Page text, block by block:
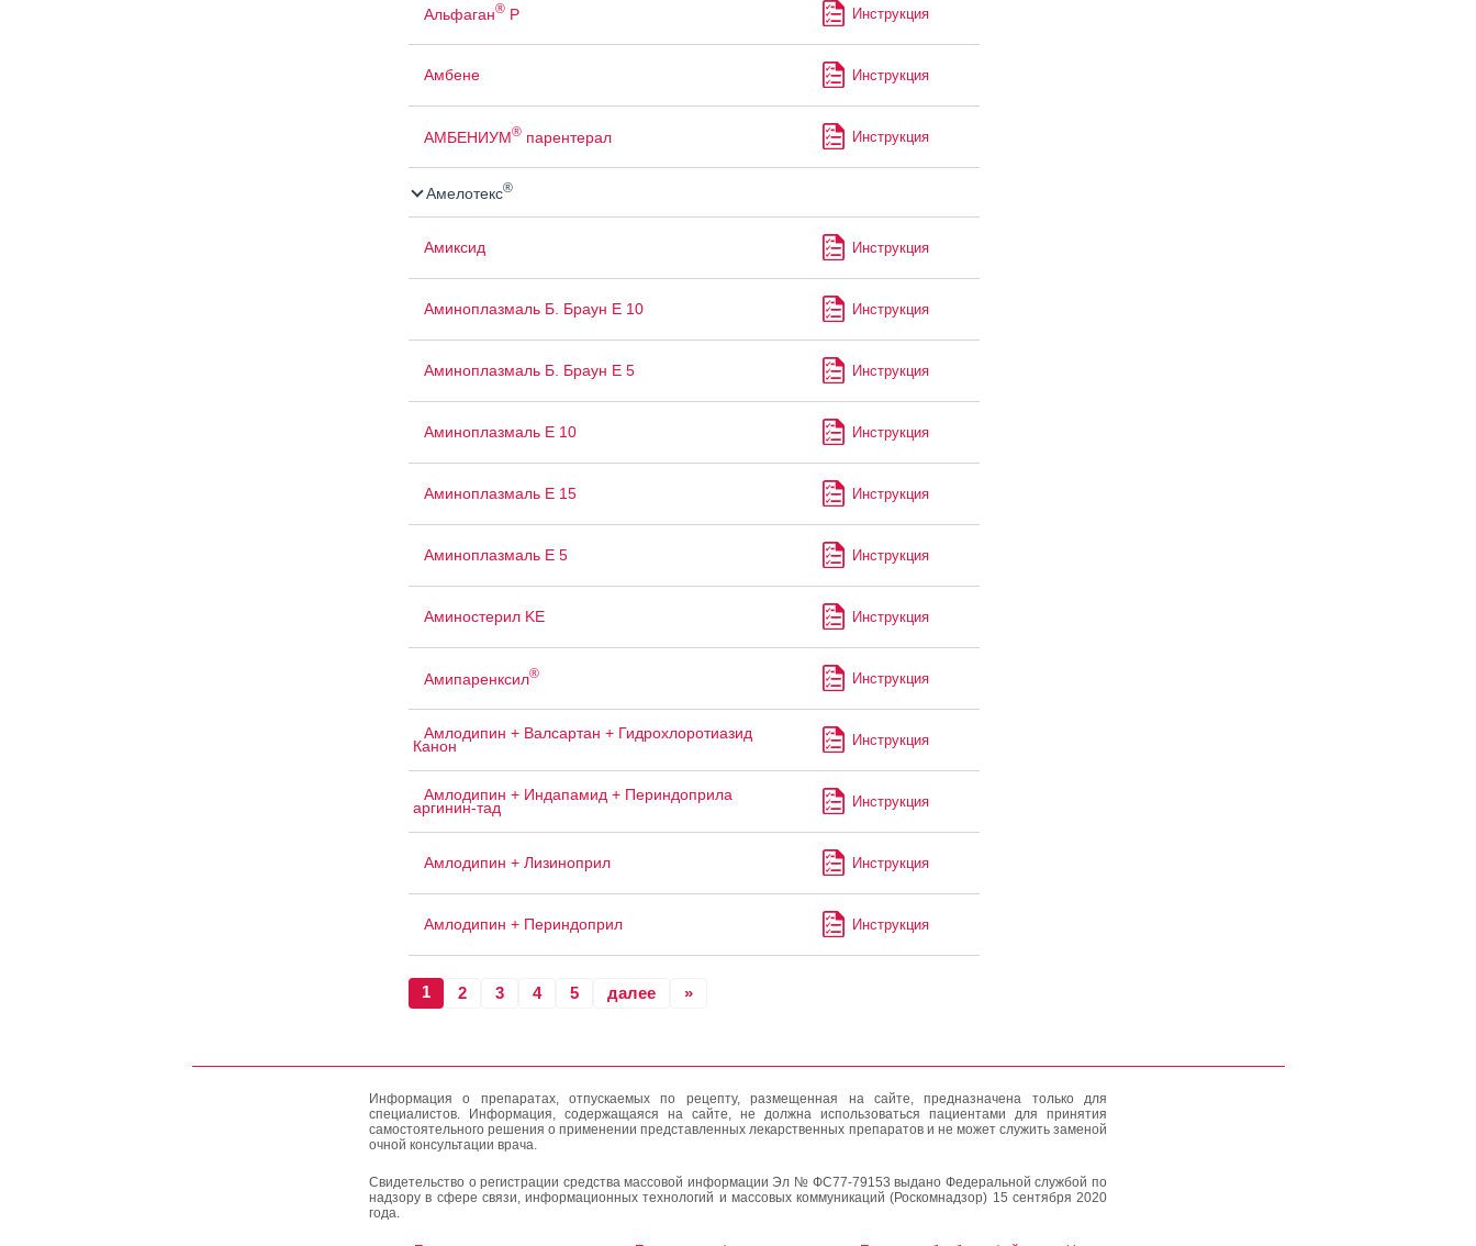
Альфаган®Р Инструкция
Амбене Инструкция
АМБЕНИУМ®парентерал Инструкция
Амелотекс®
Амиксид Инструкция
Аминоплазмаль Б. Браун Е 10 Инструкция
Аминоплазмаль Б. Браун Е 5 Инструкция
Аминоплазмаль Е 10 Инструкция
Аминоплазмаль Е 15 Инструкция
Аминоплазмаль Е 5 Инструкция
Аминостерил KE Инструкция
Амипаренксил® Инструкция
Амлодипин + Валсартан + Гидрохлоротиазид
Канон Инструкция
Амлодипин + Индапамид + Периндоприла
аргинин-тад Инструкция
Амлодипин + Лизиноприл Инструкция
Амлодипин + Периндоприл Инструкция
1 2 3 4 5 далее »
Информация о препаратах, отпускаемых по рецепту, размещенная на сайте, предназначена только для
специалистов. Информация, содержащаяся на сайте, не должна использоваться пациентами для принятия
самостоятельного решения о применении представленных лекарственных препаратов и не может служить заменой
очной консультации врача.
Свидетельство о регистрации средства массовой информации Эл № ФС77-79153 выдано Федеральной службой по
надзору в сфере связи, информационных технологий и массовых коммуникаций (Роскомнадзор) 15 сентября 2020
года.